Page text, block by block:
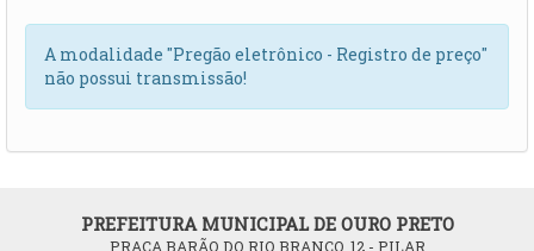
A modalidade "Pregão eletrônico - Registro de preço"
não possui transmissão!
PREFEITURA MUNICIPAL DE OURO PRETO
PRAÇA BARÃO DO RIO BRANCO, 12 - PILAR